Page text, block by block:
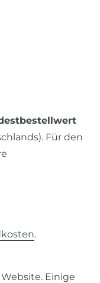
Für den
.
Einige